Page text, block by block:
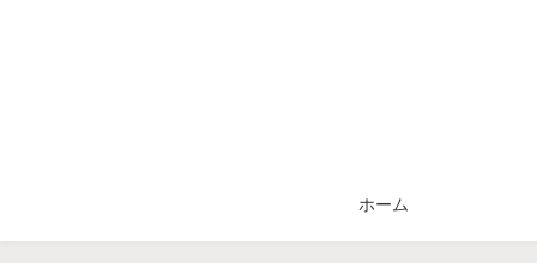
ホーム